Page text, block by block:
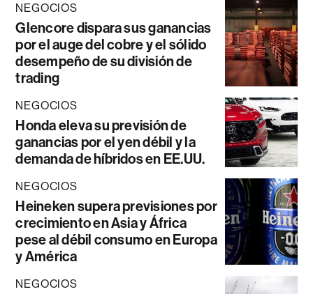
NEGOCIOS
Glencore dispara sus ganancias
por el auge del cobre y el sólido
desempeño de su división de
trading
NEGOCIOS
Honda eleva su previsión de
ganancias por el yen débil y la
demanda de híbridos en EE.UU.
NEGOCIOS
Heineken supera previsiones por
crecimiento en Asia y África
pese al débil consumo en Europa
y América
NEGOCIOS